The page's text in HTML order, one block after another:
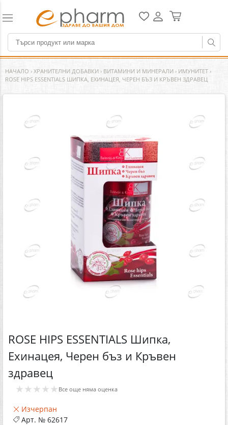
НАЧАЛО › ХРАНИТЕЛНИ ДОБАВКИ › ВИТАМИНИ И МИНЕРАЛИ › ИМУНИТЕТ ›
ROSE HIPS ESSENTIALS ШИПКА, ЕХИНАЦЕЯ, ЧЕРЕН БЪЗ И КРЪВЕН ЗДРАВЕЦ
ROSE HIPS ESSENTIALS Шипка,
Ехинацея, Черен бъз и Кръвен
здравец
★★★★★ Все още няма оценка
Изчерпан
Арт. № 62617